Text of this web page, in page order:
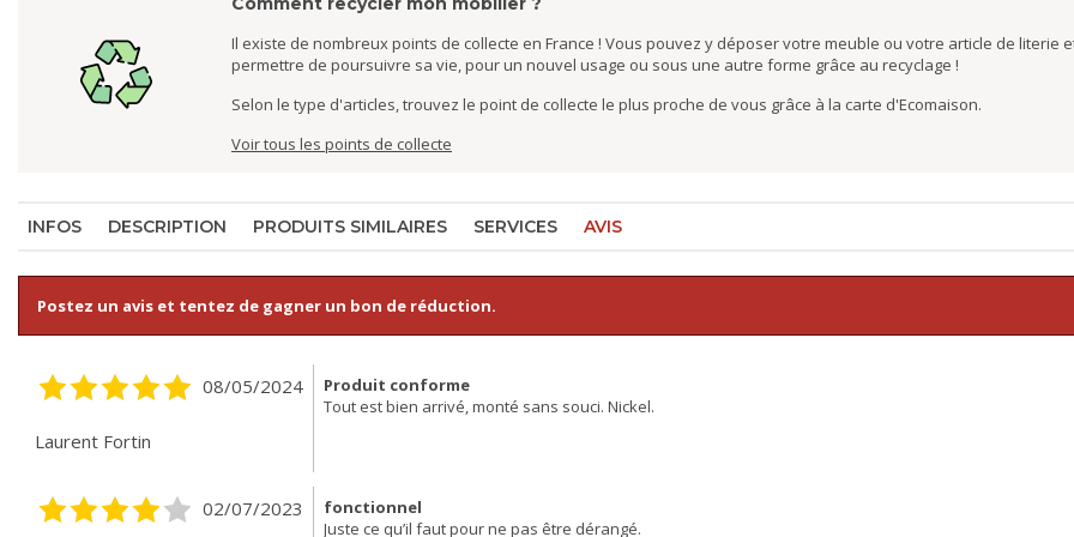
Il existe de nombreux points de collecte en France ! Vous pouvez y déposer votre meuble ou votre article de literie
permettre de poursuivre sa vie, pour un nouvel usage ou sous une autre forme grâce au recyclage !
Selon le type d'articles, trouvez le point de collecte le plus proche de vous grâce à la carte d'Ecomaison.
Voir tous les points de collecte
INFOS DESCRIPTION PRODUITS SIMILAIRES SERVICES AVIS
Postez un avis et tentez de gagner un bon de réduction.
08/05/2024
Laurent Fortin
Produit conforme
Tout est bien arrivé, monté sans souci. Nickel.
02/07/2023
fonctionnel
Juste ce qu’il faut pour ne pas être dérangé.